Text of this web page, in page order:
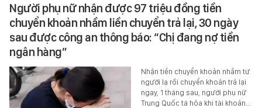
Người phụ nữ nhận được 97 triệu đồng tiền
chuyển khoản nhầm liền chuyển trả lại, 30 ngày
sau được công an thông báo: “Chị đang nợ tiền
ngân hàng”
Nhận tiền chuyển khoản nhầm từ
người lạ rồi chuyển khoản trả lại
ngay, 1 tháng sau, người phụ nữ
Trung Quốc tá hỏa khi tài khoản…